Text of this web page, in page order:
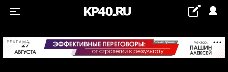
РЕКЛАМА +18...+19 °С